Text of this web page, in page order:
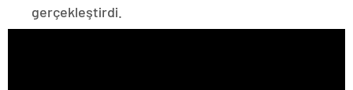
gerçekleştirdi.